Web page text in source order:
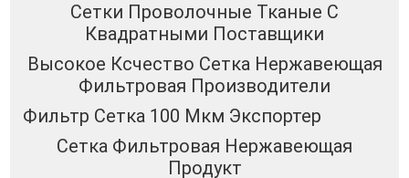
Сетки Проволочные Тканые С
Квадратными Поставщики
Высокое Ксчество Сетка Нержавеющая
Фильтровая Производители
Фильтр Сетка 100 Мкм Экспортер
Сетка Фильтровая Нержавеющая
Продукт